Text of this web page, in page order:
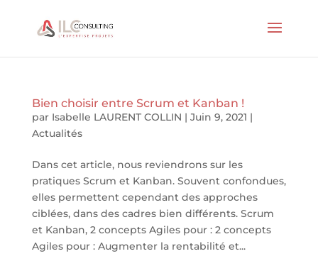
Bien choisir entre Scrum et Kanban !
par Isabelle LAURENT COLLIN | Juin 9, 2021 |
Actualités
Dans cet article, nous reviendrons sur les
pratiques Scrum et Kanban. Souvent confondues,
elles permettent cependant des approches
ciblées, dans des cadres bien différents. Scrum
et Kanban, 2 concepts Agiles pour : 2 concepts
Agiles pour : Augmenter la rentabilité et...